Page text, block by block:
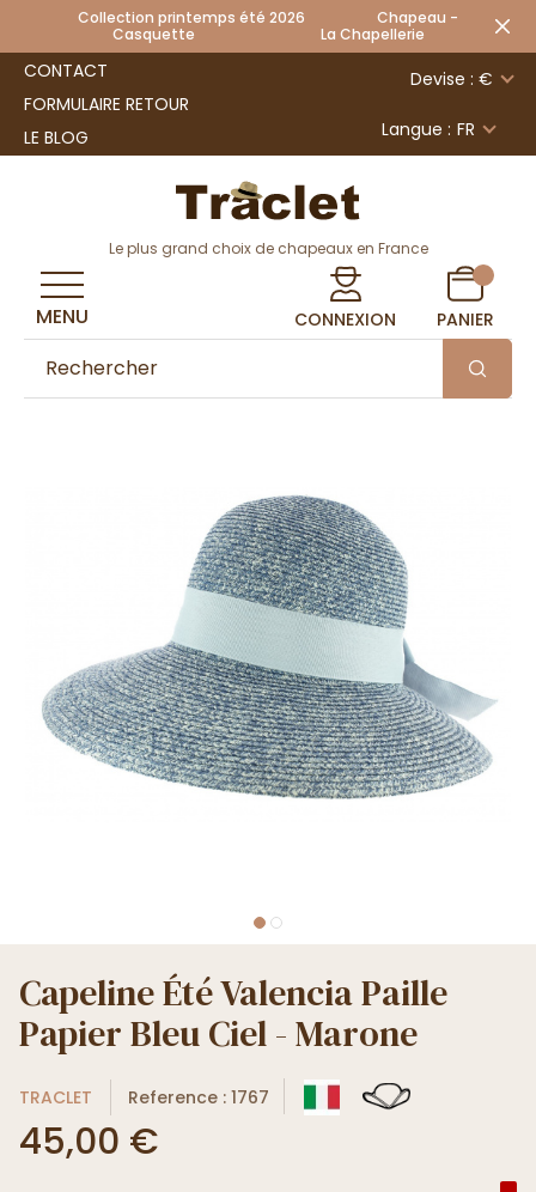
Collection printemps été 2026 Chapeau -
Casquette La Chapellerie
CONTACT
FORMULAIRE RETOUR
LE BLOG
Devise : €
Langue : FR
Le plus grand choix de chapeaux en France
CONNEXION PANIER
MENU
Capeline Été Valencia Paille
Papier Bleu Ciel - Marone
TRACLET Reference : 1767
45,00 €